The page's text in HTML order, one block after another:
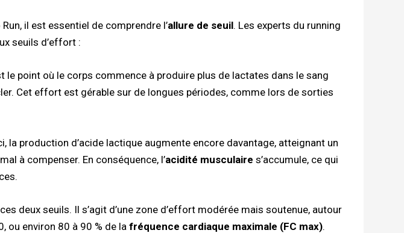
il est essentiel de comprendre l’allure de seuil. Les experts du running
seuils d’effort :
le point où le corps commence à produire plus de lactates dans le sang
Cet effort est gérable sur de longues périodes, comme lors de sorties
la production d’acide lactique augmente encore davantage, atteignant un
à compenser. En conséquence, l’acidité musculaire s’accumule, ce qui
deux seuils. Il s’agit d’une zone d’effort modérée mais soutenue, autour
ou environ 80 à 90 % de la fréquence cardiaque maximale (FC max).